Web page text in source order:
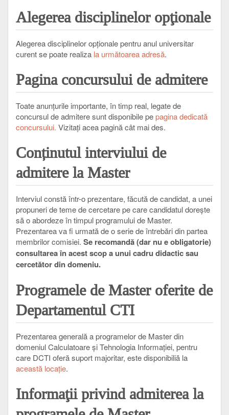
Alegerea disciplinelor opţionale
Alegerea disciplinelor opţionale pentru anul universitar
curent se poate realiza la următoarea adresă.
Pagina concursului de admitere
Toate anunțurile importante, în timp real, legate de
concursul de admitere sunt disponibile pepagina dedicată
concursului. Vizitați acea pagină cât mai des.
Conținutul interviului de
admitere la Master
Interviul constă într-o prezentare, făcută de candidat, a unei
propuneri de teme de cercetare pe care candidatul dorește
să o abordeze în timpul programului de Master.
Prezentarea va fi urmată de o serie de întrebări din partea
membrilor comisiei. Se recomandă (dar nu e obligatorie)
consultarea în acest scop a unui cadru didactic sau
cercetător din domeniu.
Programele de Master oferite de
Departamentul CTI
Prezentarea generală a programelor de Master din
domeniul Calculatoare şi Tehnologia Informaţiei, pentru
care DCTI oferă suport majoritar, este disponibiliă la
această locaţie.
Informaţiiprivind admiterea la